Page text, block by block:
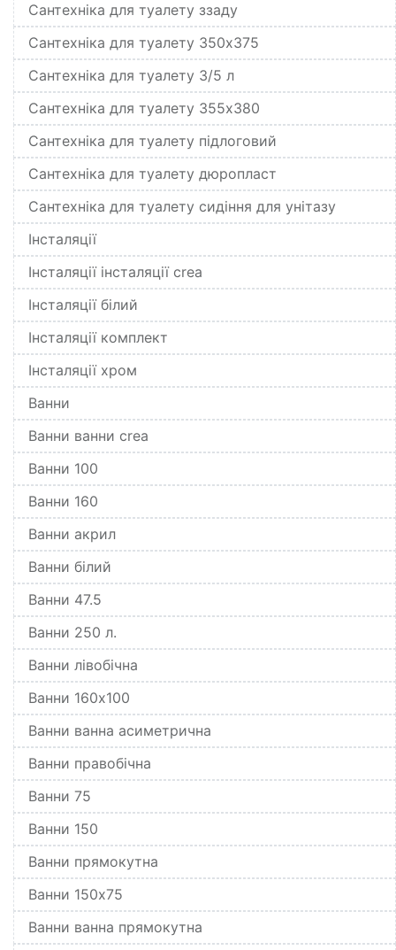
Сантехніка для туалету ззаду
Сантехніка для туалету 350x375
Сантехніка для туалету 3/5 л
Сантехніка для туалету 355x380
Сантехніка для туалету підлоговий
Сантехніка для туалету дюропласт
Сантехніка для туалету сидіння для унітазу
Інсталяції
Інсталяції інсталяції crea
Інсталяції білий
Інсталяції комплект
Інсталяції хром
Ванни
Ванни ванни crea
Ванни 100
Ванни 160
Ванни акрил
Ванни білий
Ванни 47.5
Ванни 250 л.
Ванни лівобічна
Ванни 160x100
Ванни ванна асиметрична
Ванни правобічна
Ванни 75
Ванни 150
Ванни прямокутна
Ванни 150x75
Ванни ванна прямокутна